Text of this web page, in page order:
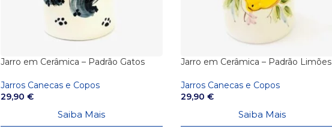
Jarro em Cerâmica – Padrão Gatos
Jarros Canecas e Copos
29,90 €
Saiba Mais
Jarro em Cerâmica – Padrão Limões
Jarros Canecas e Copos
29,90 €
Saiba Mais